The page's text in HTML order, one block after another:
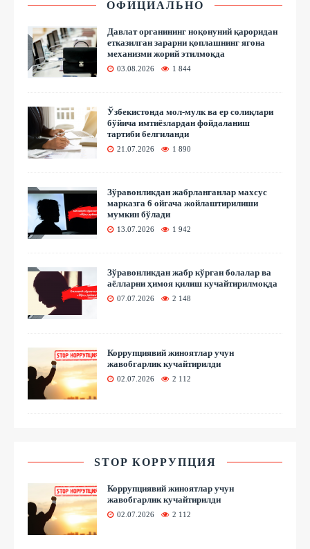
ОФИЦИАЛЬНО
Давлат органининг ноқонуний қароридан
етказилган зарарни қоплашнинг ягона
механизми жорий этилмоқда
03.08.2026 1 844
Ўзбекистонда мол-мулк ва ер солиқлари
бўйича имтиёзлардан фойдаланиш
тартиби белгиланди
21.07.2026 1 890
Зўравонликдан жабрланганлар махсус
марказга 6 ойгача жойлаштирилиши
мумкин бўлади
13.07.2026 1 942
Зўравонликдан жабр кўрган болалар ва
аёлларни ҳимоя қилиш кучайтирилмоқда
07.07.2026 2 148
Коррупциявий жиноятлар учун
жавобгарлик кучайтирилди
02.07.2026 2 112
STOP КОРРУПЦИЯ
Коррупциявий жиноятлар учун
жавобгарлик кучайтирилди
02.07.2026 2 112